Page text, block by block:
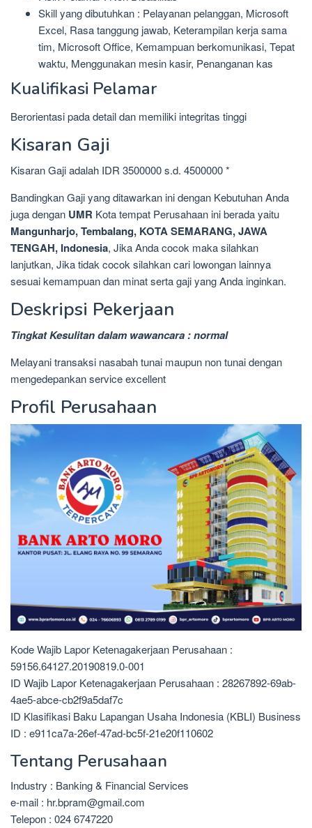
Skill yang dibutuhkan : Pelayanan pelanggan, Microsoft
Excel, Rasa tanggung jawab, Keterampilan kerja sama
tim, Microsoft Office, Kemampuan berkomunikasi, Tepat
waktu, Menggunakan mesin kasir, Penanganan kas
Kualifikasi Pelamar
Berorientasi pada detail dan memiliki integritas tinggi
Kisaran Gaji
Kisaran Gaji adalah IDR 3500000 s.d. 4500000 *
Bandingkan Gaji yang ditawarkan ini dengan Kebutuhan Anda
juga dengan UMR Kota tempat Perusahaan ini berada yaitu
Mangunharjo, Tembalang, KOTA SEMARANG, JAWA
TENGAH, Indonesia, Jika Anda cocok maka silahkan
lanjutkan, Jika tidak cocok silahkan cari lowongan lainnya
sesuai kemampuan dan minat serta gaji yang Anda inginkan.
Deskripsi Pekerjaan
Tingkat Kesulitan dalam wawancara : normal
Melayani transaksi nasabah tunai maupun non tunai dengan
mengedepankan service excellent
Profil Perusahaan
Kode Wajib Lapor Ketenagakerjaan Perusahaan :
59156.64127.20190819.0-001
ID Wajib Lapor Ketenagakerjaan Perusahaan : 28267892-69ab-
4ae5-abce-cb2f9a5daf7c
ID Klasifikasi Baku Lapangan Usaha Indonesia (KBLI) Business
ID : e911ca7a-26ef-47ad-bc5f-21e20f110602
Tentang Perusahaan
Industry : Banking & Financial Services
e-mail : hr.bpram@gmail.com
Telepon : 024 6747220